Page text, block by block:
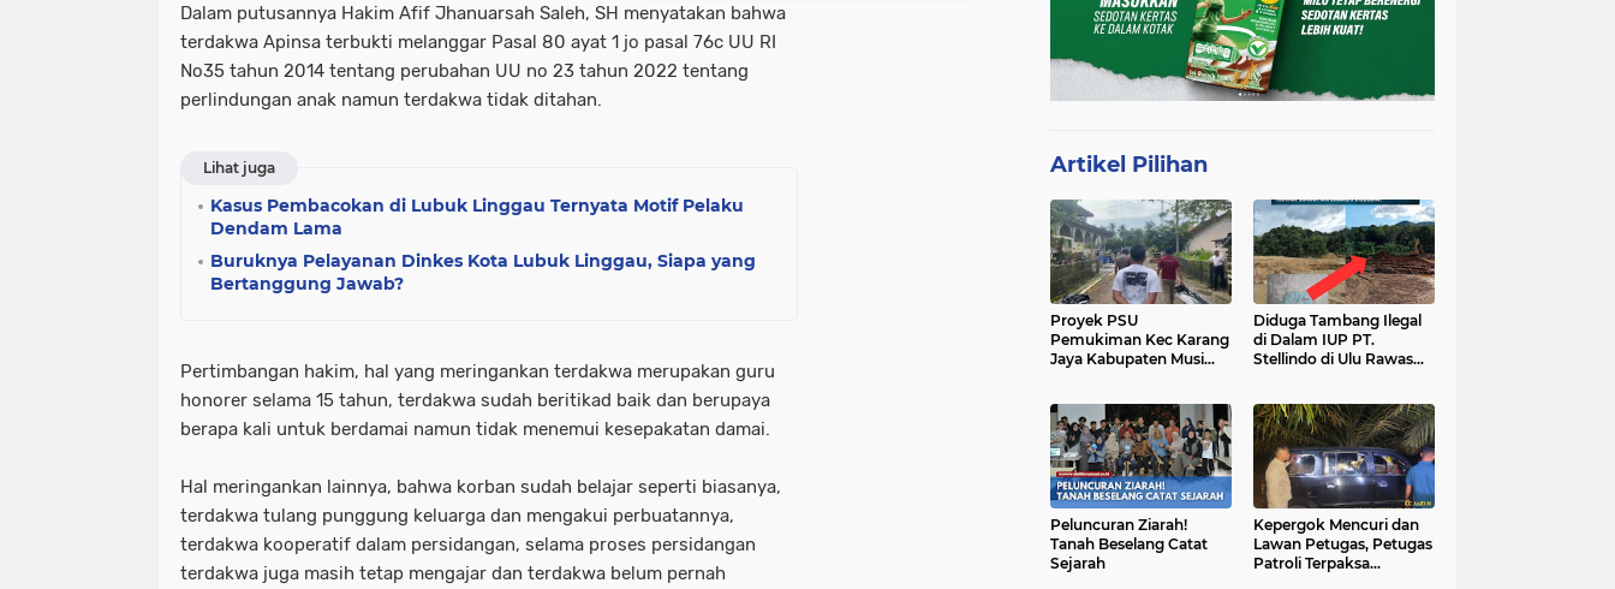
Dalam putusannya Hakim Afif Jhanuarsah Saleh, SH menyatakan bahwa
terdakwa Apinsa terbukti melanggar Pasal 80 ayat 1 jo pasal 76c UU RI
No35 tahun 2014 tentang perubahan UU no 23 tahun 2022 tentang
perlindungan anak namun terdakwa tidak ditahan.
Lihat juga
Kasus Pembacokan di Lubuk Linggau Ternyata Motif Pelaku
Dendam Lama
Buruknya Pelayanan Dinkes Kota Lubuk Linggau, Siapa yang
Bertanggung Jawab?
Pertimbangan hakim, hal yang meringankan terdakwa merupakan guru
honorer selama 15 tahun, terdakwa sudah beritikad baik dan berupaya
berapa kali untuk berdamai namun tidak menemui kesepakatan damai.
Hal meringankan lainnya, bahwa korban sudah belajar seperti biasanya,
terdakwa tulang punggung keluarga dan mengakui perbuatannya,
terdakwa kooperatif dalam persidangan, selama proses persidangan
terdakwa juga masih tetap mengajar dan terdakwa belum pernah
Artikel Pilihan
Proyek PSU
Pemukiman Kec Karang
Jaya Kabupaten Musi
Diduga Tambang Ilegal
di Dalam IUP PT.
Stellindo di Ulu Rawas
Peluncuran Ziarah!
Tanah Beselang Catat
Sejarah
Kepergok Mencuri dan
Lawan Petugas, Petugas
Patroli Terpaksa